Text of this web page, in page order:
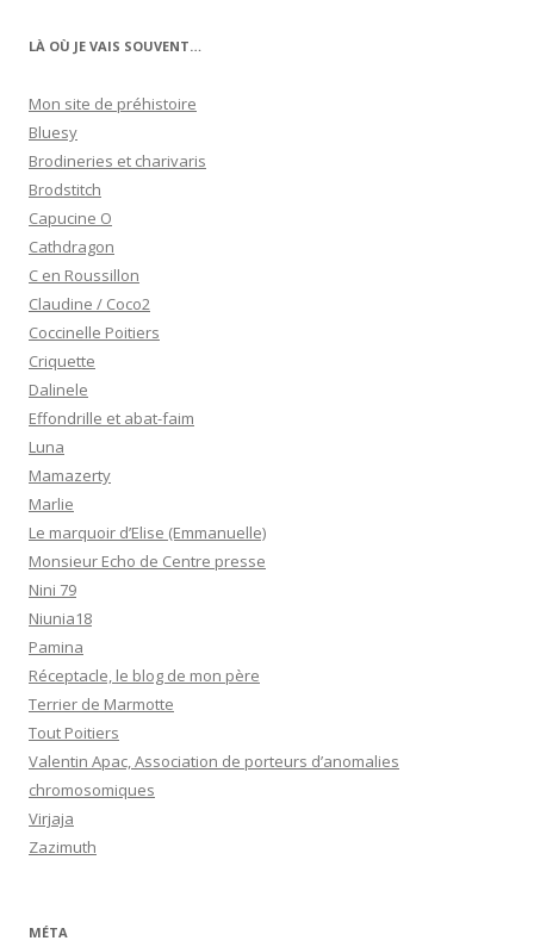
LÀ OÙ JE VAIS SOUVENT…
Mon site de préhistoire
Bluesy
Brodineries et charivaris
Brodstitch
Capucine O
Cathdragon
C en Roussillon
Claudine / Coco2
Coccinelle Poitiers
Criquette
Dalinele
Effondrille et abat-faim
Luna
Mamazerty
Marlie
Le marquoir d’Elise (Emmanuelle)
Monsieur Echo de Centre presse
Nini 79
Niunia18
Pamina
Réceptacle, le blog de mon père
Terrier de Marmotte
Tout Poitiers
Valentin Apac, Association de porteurs d’anomalies
chromosomiques
Virjaja
Zazimuth
MÉTA